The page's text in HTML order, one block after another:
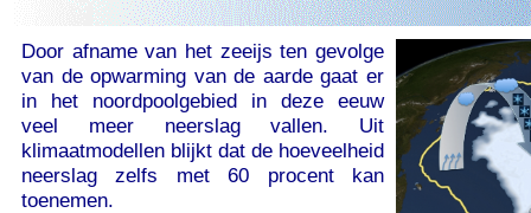
Door afname van het zeeijs ten gevolge
van de opwarming van de aarde gaat er
in het noordpoolgebied in deze eeuw
veel meer neerslag vallen. Uit
klimaatmodellen blijkt dat de hoeveelheid
neerslag zelfs met 60 procent kan
toenemen.